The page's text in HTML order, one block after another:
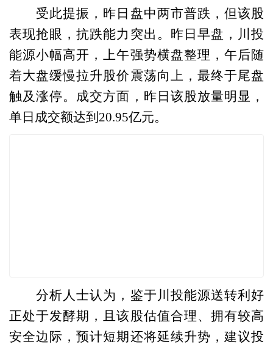
受此提振，昨日盘中两市普跌，但该股
表现抢眼，抗跌能力突出。昨日早盘，川投
能源小幅高开，上午强势横盘整理，午后随
着大盘缓慢拉升股价震荡向上，最终于尾盘
触及涨停。成交方面，昨日该股放量明显，
单日成交额达到20.95亿元。
分析人士认为，鉴于川投能源送转利好
正处于发酵期，且该股估值合理、拥有较高
安全边际，预计短期还将延续升势，建议投